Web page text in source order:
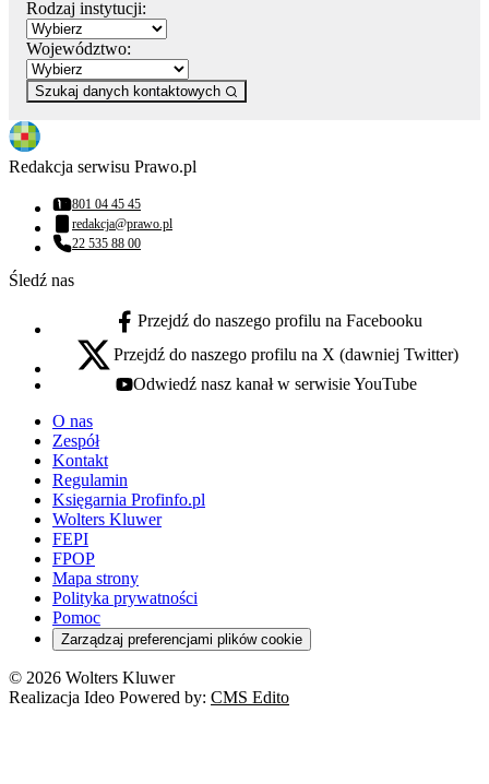
Rodzaj instytucji:
Województwo:
Szukaj danych kontaktowych
Redakcja serwisu Prawo.pl
Numer telefonu:
801 04 45 45
Adres email:
redakcja@prawo.pl
Numer telefonu:
22 535 88 00
Śledź nas
facebook - otwiera się w nowej karcie
Przejdź do naszego profilu na Facebooku
x - otwiera się w nowej karcie
Przejdź do naszego profilu na X (dawniej Twitter)
youtube - otwiera się w nowej karcie
Odwiedź nasz kanał w serwisie YouTube
O nas
Zespół
Kontakt
Regulamin
Księgarnia Profinfo.pl
Wolters Kluwer
FEPI
FPOP
Mapa strony
Polityka prywatności
Pomoc
Zarządzaj preferencjami plików cookie
© 2026 Wolters Kluwer
Realizacja Ideo Powered by: CMS Edito